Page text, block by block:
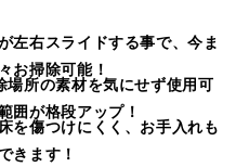
左右スライドする事で、今ま
お掃除可能！
場所の素材を気にせず使用可
囲が格段アップ！
を傷つけにくく、お手入れも
きます！